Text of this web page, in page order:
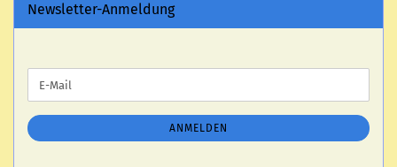
Newsletter-Anmeldung
ZUR
ANMELDUNG
E-
Mail
ANMELDEN